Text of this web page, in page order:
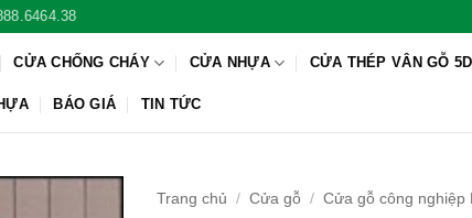
CỬA CHỐNG CHÁY CỬA NHỰA CỬA THÉP VÂN GỖ
BÁO GIÁ TIN TỨC
Trang chủ / Cửa gỗ / Cửa gỗ công nghiệp